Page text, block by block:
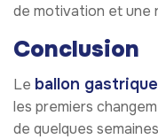
de motivation et une
Conclusion
Le ballon gastrique
les premiers
de quelques